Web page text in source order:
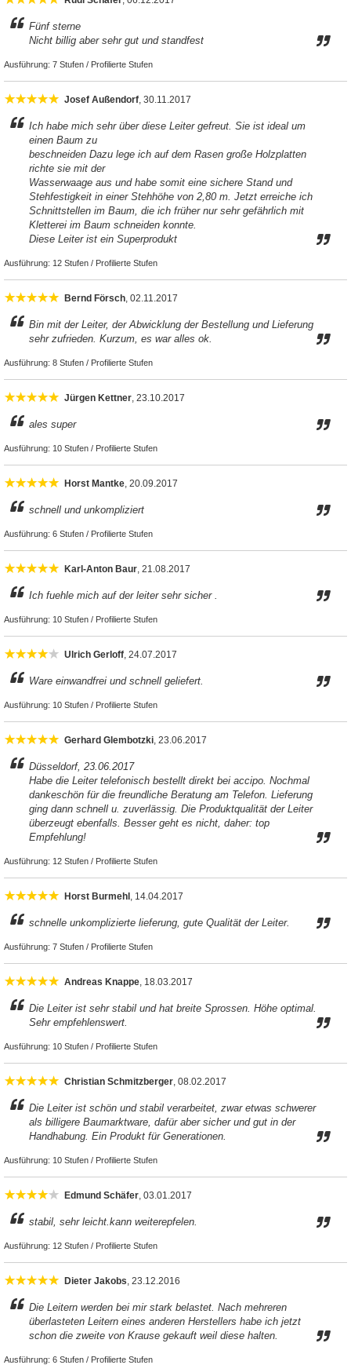
Fünf sterne
Nicht billig aber sehr gut und standfest
Ausführung: 7 Stufen / Profilierte Stufen
Josef Außendorf, 30.11.2017
Ich habe mich sehr über diese Leiter gefreut. Sie ist ideal um
einen Baum zu
beschneiden Dazu lege ich auf dem Rasen große Holzplatten
richte sie mit der
Wasserwaage aus und habe somit eine sichere Stand und
Stehfestigkeit in einer Stehhöhe von 2,80 m. Jetzt erreiche ich
Schnittstellen im Baum, die ich früher nur sehr gefährlich mit
Kletterei im Baum schneiden konnte.
Diese Leiter ist ein Superprodukt
Ausführung: 12 Stufen / Profilierte Stufen
Bernd Försch, 02.11.2017
Bin mit der Leiter, der Abwicklung der Bestellung und Lieferung
sehr zufrieden. Kurzum, es war alles ok.
Ausführung: 8 Stufen / Profilierte Stufen
Jürgen Kettner, 23.10.2017
ales super
Ausführung: 10 Stufen / Profilierte Stufen
Horst Mantke, 20.09.2017
schnell und unkompliziert
Ausführung: 6 Stufen / Profilierte Stufen
Karl-Anton Baur, 21.08.2017
Ich fuehle mich auf der leiter sehr sicher .
Ausführung: 10 Stufen / Profilierte Stufen
Ulrich Gerloff, 24.07.2017
Ware einwandfrei und schnell geliefert.
Ausführung: 10 Stufen / Profilierte Stufen
Gerhard Glembotzki, 23.06.2017
Düsseldorf, 23.06.2017
Habe die Leiter telefonisch bestellt direkt bei accipo. Nochmal
dankeschön für die freundliche Beratung am Telefon. Lieferung
ging dann schnell u. zuverlässig. Die Produktqualität der Leiter
überzeugt ebenfalls. Besser geht es nicht, daher: top
Empfehlung!
Ausführung: 12 Stufen / Profilierte Stufen
Horst Burmehl , 14.04.2017
schnelle unkomplizierte lieferung, gute Qualität der Leiter.
Ausführung: 7 Stufen / Profilierte Stufen
Andreas Knappe, 18.03.2017
Die Leiter ist sehr stabil und hat breite Sprossen. Höhe optimal.
Sehr empfehlenswert.
Ausführung: 10 Stufen / Profilierte Stufen
Christian Schmitzberger, 08.02.2017
Die Leiter ist schön und stabil verarbeitet, zwar etwas schwerer
als billigere Baumarktware, dafür aber sicher und gut in der
Handhabung. Ein Produkt für Generationen.
Ausführung: 10 Stufen / Profilierte Stufen
Edmund Schäfer, 03.01.2017
stabil, sehr leicht.kann weiterepfelen.
Ausführung: 12 Stufen / Profilierte Stufen
Dieter Jakobs, 23.12.2016
Die Leitern werden bei mir stark belastet. Nach mehreren
überlasteten Leitern eines anderen Herstellers habe ich jetzt
schon die zweite von Krause gekauft weil diese halten.
Ausführung: 6 Stufen / Profilierte Stufen